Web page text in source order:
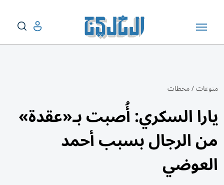
منوعات/محطات
يارا السكري: أُصبت بـ«عقدة»
من الرجال بسبب أحمد
العوضي